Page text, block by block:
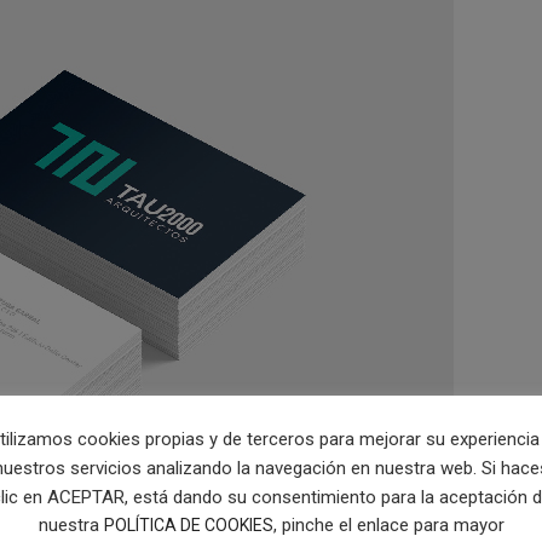
cookies propias y de terceros para mejorar su
servicios analizando la navegación en nuestra web. Si
en ACEPTAR, está dando su consentimiento para la aceptación
nuestra POLÍTICA DE COOKIES, pinche el enlace para mayor